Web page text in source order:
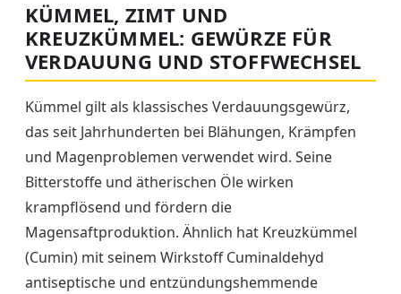
KÜMMEL, ZIMT UND
KREUZKÜMMEL: GEWÜRZE FÜR
VERDAUUNG UND STOFFWECHSEL
Kümmel gilt als klassisches Verdauungsgewürz,
das seit Jahrhunderten bei Blähungen, Krämpfen
und Magenproblemen verwendet wird. Seine
Bitterstoffe und ätherischen Öle wirken
krampflösend und fördern die
Magensaftproduktion. Ähnlich hat Kreuzkümmel
(Cumin) mit seinem Wirkstoff Cuminaldehyd
antiseptische und entzündungshemmende